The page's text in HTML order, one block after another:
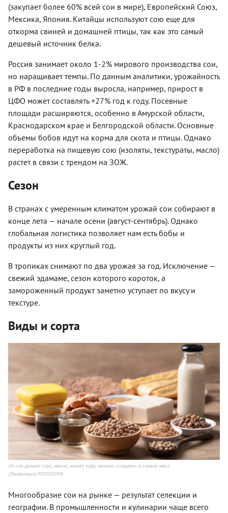
(закупает более 60% всей сои в мире), Европейский Союз,
Мексика, Япония. Китайцы используют сою еще для
откорма свиней и домашней птицы, так как это самый
дешевый источник белка.
Россия занимает около 1-2% мирового производства сои,
но наращивает темпы. По данным аналитики, урожайность
в РФ в последние годы выросла, например, прирост в
ЦФО может составлять +27% год к году. Посевные
площади расширяются, особенно в Амурской области,
Краснодарском крае и Белгородской области. Основные
объемы бобов идут на корма для скота и птицы. Однако
переработка на пищевую сою (изоляты, текстураты, масло)
растет в связи с трендом на ЗОЖ.
Сезон
В странах с умеренным климатом урожай сои собирают в
конце лета — начале осени (август-сентябрь). Однако
глобальная логистика позволяет нам есть бобы и
продукты из них круглый год.
В тропиках снимают по два урожая за год. Исключение —
свежий эдамаме, сезон которого короток, а
замороженный продукт заметно уступает по вкусу и
текстуре.
Виды и сорта
Из сои делают соус, масло, изолят, тофу, молоко, «спаржу» и соевое мясо
(Shutterstock/FOTODOM)
Многообразие сои на рынке — результат селекции и
географии. В промышленности и кулинарии чаще всего